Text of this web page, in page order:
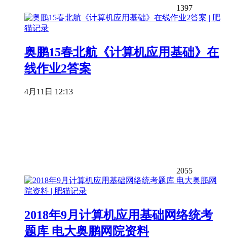
1397
奥鹏15春北航《计算机应用基础》在
线作业2答案
4月11日 12:13
2055
2018年9月计算机应用基础网络统考
题库 电大奥鹏网院资料